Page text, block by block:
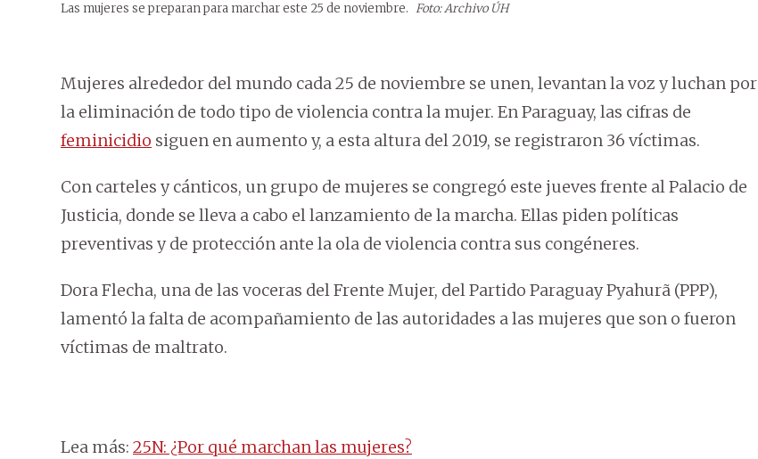
Las mujeres se preparan para marchar este 25 de noviembre. Foto: Archivo ÚH
Mujeres alrededor del mundo cada 25 de noviembre se unen, levantan la voz y luchan por
la eliminación de todo tipo de violencia contra la mujer. En Paraguay, las cifras de
feminicidio siguen en aumento y, a esta altura del 2019, se registraron 36 víctimas.
Con carteles y cánticos, un grupo de mujeres se congregó este jueves frente al Palacio de
Justicia, donde se lleva a cabo el lanzamiento de la marcha. Ellas piden políticas
preventivas y de protección ante la ola de violencia contra sus congéneres.
Dora Flecha, una de las voceras del Frente Mujer, del Partido Paraguay Pyahurã (PPP),
lamentó la falta de acompañamiento de las autoridades a las mujeres que son o fueron
víctimas de maltrato.
Lea más: 25N: ¿Por qué marchan las mujeres?